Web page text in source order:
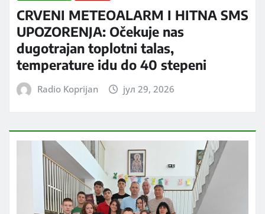
CRVENI METEOALARM I HITNA SMS
UPOZORENJA: Očekuje nas
dugotrajan toplotni talas,
temperature idu do 40 stepeni
Radio Koprijan јул 29, 2026